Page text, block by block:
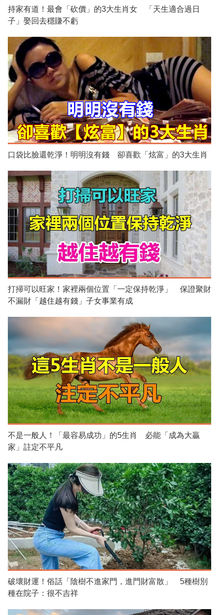
持家有道！最會「砍價」的3大生肖女 「天生適合過日
子」娶回去穩賺不虧
口袋比臉還乾淨！明明沒有錢 卻喜歡「炫富」的3大生肖
打掃可以旺家！家裡兩個位置「一定保持乾淨」 保證聚財
不漏財「越住越有錢」子女事業有成
不是一般人！「最容易成功」的5生肖 必能「成為大贏
家」註定不平凡
破壞財運！俗話「陰樹不進家門，進門財富散」 5種樹別
種在院子：很不吉祥